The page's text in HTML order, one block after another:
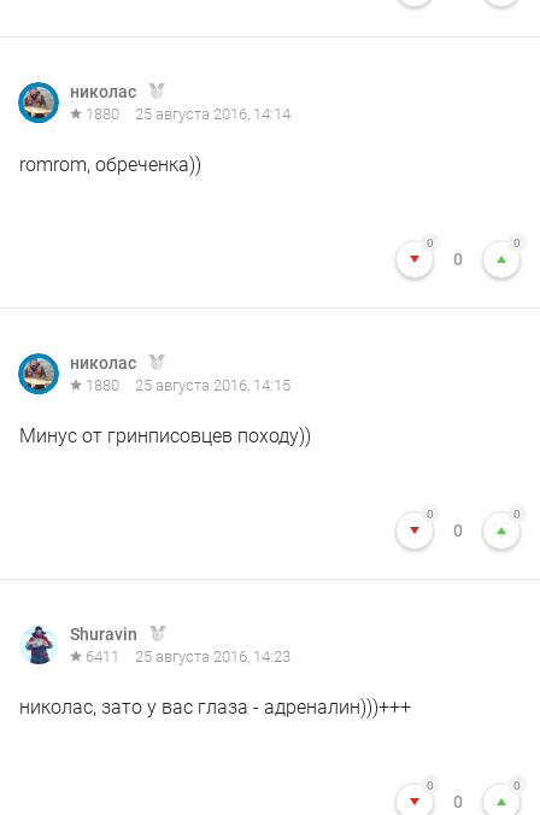
николас
1880 25 августа 2016, 14:14
romrom, обреченка))
0
0
0
николас
1880 25 августа 2016, 14:15
Минус от гринписовцев походу))
0
0
0
Shuravin
6411 25 августа 2016, 14:23
николас, зато у вас глаза - адреналин)))+++
0
0
0